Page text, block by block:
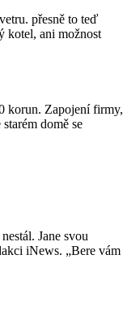
přesně to teď
kotel, ani možnost
korun. Zapojení firmy,
domě se
Jane svou
iNews. „Bere vám